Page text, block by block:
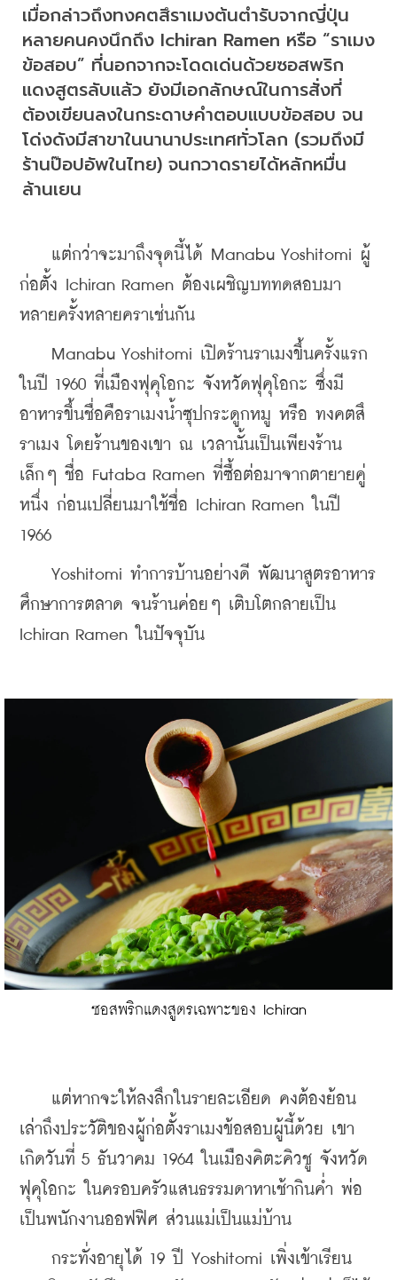
เมื่อกล่าวถึงทงคตสึราเมงต้นตำรับจากญี่ปุ่น
หลายคนคงนึกถึง Ichiran Ramen หรือ “ราเมง
ข้อสอบ” ที่นอกจากจะโดดเด่นด้วยซอสพริก
แดงสูตรลับแล้ว ยังมีเอกลักษณ์ในการสั่งที่
ต้องเขียนลงในกระดาษคำตอบแบบข้อสอบ จน
โด่งดังมีสาขาในนานาประเทศทั่วโลก (รวมถึงมี
ร้านป๊อปอัพในไทย) จนกวาดรายได้หลักหมื่น
ล้านเยน
แต่กว่าจะมาถึงจุดนี้ได้ Manabu Yoshitomi ผู้
ก่อตั้ง Ichiran Ramen ต้องเผชิญบททดสอบมา
หลายครั้งหลายคราเช่นกัน
Manabu Yoshitomi เปิดร้านราเมงขึ้นครั้งแรก
ในปี 1960 ที่เมืองฟุคุโอกะ จังหวัดฟุคุโอกะ ซึ่งมี
อาหารขึ้นชื่อคือราเมงน้ำซุปกระดูกหมู หรือ ทงคตสึ
ราเมง โดยร้านของเขา ณ เวลานั้นเป็นเพียงร้าน
เล็กๆ ชื่อ Futaba Ramen ที่ซื้อต่อมาจากตายายคู่
หนึ่ง ก่อนเปลี่ยนมาใช้ชื่อ Ichiran Ramen ในปี
1966
Yoshitomi ทำการบ้านอย่างดี พัฒนาสูตรอาหาร
ศึกษาการตลาด จนร้านค่อยๆ เติบโตกลายเป็น
Ichiran Ramen ในปัจจุบัน
ซอสพริกแดงสูตรเฉพาะของ Ichiran
แต่หากจะให้ลงลึกในรายละเอียด คงต้องย้อน
เล่าถึงประวัติของผู้ก่อตั้งราเมงข้อสอบผู้นี้ด้วย เขา
เกิดวันที่ 5 ธันวาคม 1964 ในเมืองคิตะคิวชู จังหวัด
ฟุคุโอกะ ในครอบครัวแสนธรรมดาหาเช้ากินค่ำ พ่อ
เป็นพนักงานออฟฟิศ ส่วนแม่เป็นแม่บ้าน
กระทั่งอายุได้ 19 ปี Yoshitomi เพิ่งเข้าเรียน